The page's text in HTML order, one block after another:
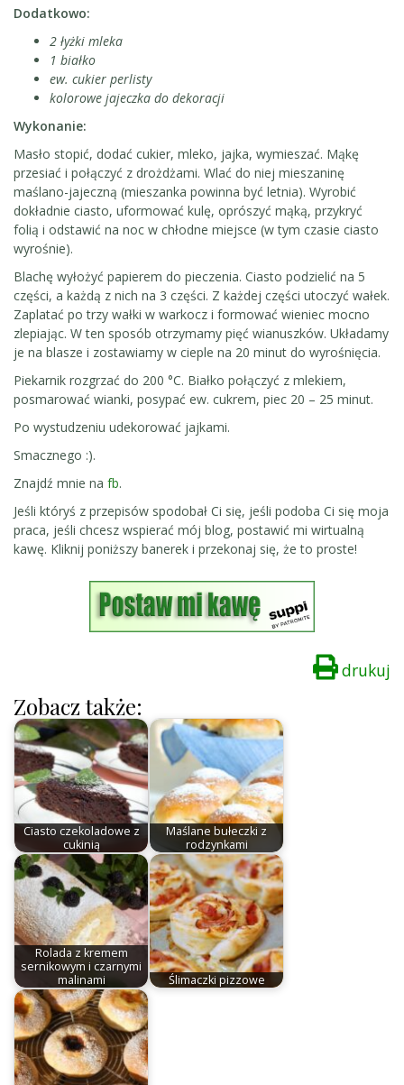
Dodatkowo:
2 łyżki mleka
1 białko
ew. cukier perlisty
kolorowe jajeczka do dekoracji
Wykonanie:
Masło stopić, dodać cukier, mleko, jajka, wymieszać. Mąkę
przesiać i połączyć z drożdżami. Wlać do niej mieszaninę
maślano-jajeczną (mieszanka powinna być letnia). Wyrobić
dokładnie ciasto, uformować kulę, oprószyć mąką, przykryć
folią i odstawić na noc w chłodne miejsce (w tym czasie ciasto
wyrośnie).
Blachę wyłożyć papierem do pieczenia. Ciasto podzielić na 5
części, a każdą z nich na 3 części. Z każdej części utoczyć wałek.
Zaplatać po trzy wałki w warkocz i formować wieniec mocno
zlepiając. W ten sposób otrzymamy pięć wianuszków. Układamy
je na blasze i zostawiamy w cieple na 20 minut do wyrośnięcia.
Piekarnik rozgrzać do 200 °C. Białko połączyć z mlekiem,
posmarować wianki, posypać ew. cukrem, piec 20 – 25 minut.
Po wystudzeniu udekorować jajkami.
Smacznego :).
Znajdź mnie na fb.
Jeśli któryś z przepisów spodobał Ci się, jeśli podoba Ci się moja
praca, jeśli chcesz wspierać mój blog, postawić mi wirtualną
kawę. Kliknij poniższy banerek i przekonaj się, że to proste!
drukuj
Zobacz także:
Ciasto czekoladowe z
cukinią
Maślane bułeczki z
rodzynkami
Rolada z kremem
sernikowym i czarnymi
malinami
Ślimaczki pizzowe